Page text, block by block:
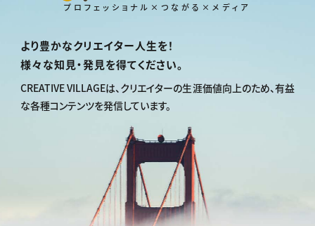
プロフェッショナル×つながる×メディア
より豊かなクリエイター人生を！
様々な知見・発見を得てください。
CREATIVE VILLAGEは、 クリエイターの生涯価値向上のため、有益
な各種コンテンツを発信しています。